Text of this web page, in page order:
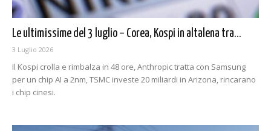
Le ultimissime del 3 luglio – Corea, Kospi in altalena tra...
3 Luglio 2026
Il Kospi crolla e rimbalza in 48 ore, Anthropic tratta con Samsung
per un chip AI a 2nm, TSMC investe 20 miliardi in Arizona, rincarano
i chip cinesi.